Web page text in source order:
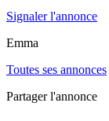
Signaler l'annonce
Emma
Toutes ses annonces
Partager l'annonce